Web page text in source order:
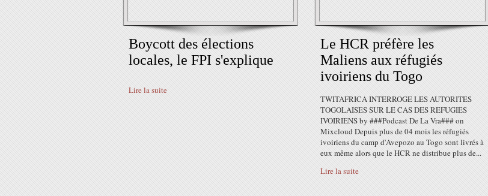
Boycott des élections
locales, le FPI s'explique
Lire la suite
Le HCR préfère les
Maliens aux réfugiés
ivoiriens du Togo
TWITAFRICA INTERROGE LES AUTORITES
TOGOLAISES SUR LE CAS DES REFUGIES
IVOIRIENS by ###Podcast De La Vra### on
Mixcloud Depuis plus de 04 mois les réfugiés
ivoiriens du camp d'Avepozo au Togo sont livrés à
eux même alors que le HCR ne distribue plus de...
Lire la suite